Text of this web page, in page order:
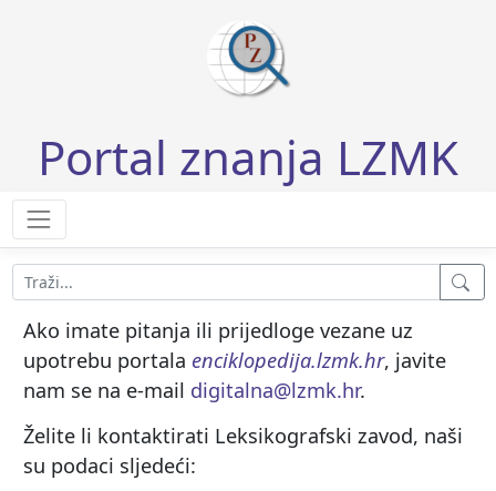
Portal znanja LZMK
Ako imate pitanja ili prijedloge vezane uz
upotrebu portala enciklopedija.lzmk.hr, javite
nam se na e-mail digitalna@lzmk.hr.
Želite li kontaktirati Leksikografski zavod, naši
su podaci sljedeći: